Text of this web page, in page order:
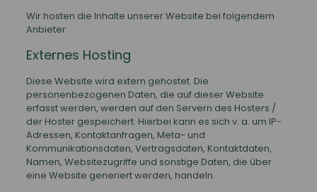
Wir hosten die Inhalte unserer Website bei folgendem
Anbieter:
Externes Hosting
Diese Website wird extern gehostet. Die
personenbezogenen Daten, die auf dieser Website
erfasst werden, werden auf den Servern des Hosters /
der Hoster gespeichert. Hierbei kann es sich v. a. um IP-
Adressen, Kontaktanfragen, Meta- und
Kommunikationsdaten, Vertragsdaten, Kontaktdaten,
Namen, Websitezugriffe und sonstige Daten, die über
eine Website generiert werden, handeln.